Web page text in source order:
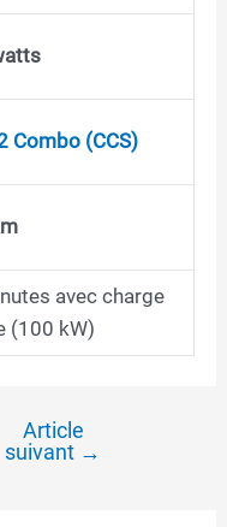
Combo (CCS)
avec charge
(100 kW)
Article
suivant →